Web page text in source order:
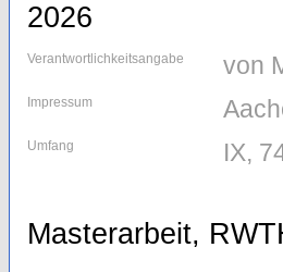
2026
Verantwortlichkeitsangabe von
Impressum
Umfang IX,
Masterarbeit,